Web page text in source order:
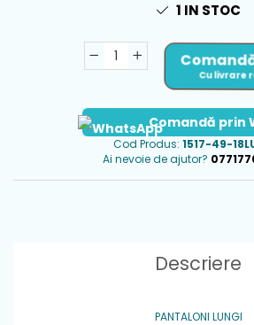
1 IN STOC
Cu livrare
Comandă prin
Cod Produs: 1517-49-
Ai nevoie de ajutor?
Descriere
PANTALONI LUNGI